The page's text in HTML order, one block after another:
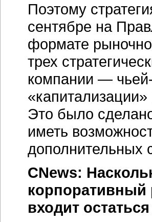
Поэтому
сентябре на
формате
трех
компании —
Это было
иметь
дополнительных
CNews:
входит